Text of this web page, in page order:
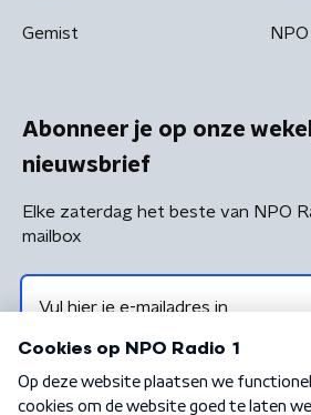
Gemist
Abonneer je op onze
nieuwsbrief
Elke zaterdag het beste van NPO
mailbox